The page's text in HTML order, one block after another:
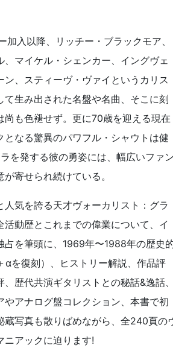
加入以降、リッチー・ブラックモア、
、マイケル・シェンカー、イングヴェ
ン、スティーヴ・ヴァイというカリス
て生み出された名盤や名曲、そこに刻
尚も色褪せず。更に70歳を迎える現在
となる驚異のパワフル・シャウトは健
を発する彼の勇姿には、幅広いファン
寄せられ続けている。
人気を誇る天才ヴォーカリスト：グラ
活動歴とこれまでの偉業について、イ
占を筆頭に、1969年〜1988年の歴史
αを復刻）、ヒストリー解説、作品評
歴代共演ギタリストとの秘話&逸話、
やアナログ盤コレクション、本書で初
蔵写真も散りばめながら、全240頁の
ニアックに迫ります!